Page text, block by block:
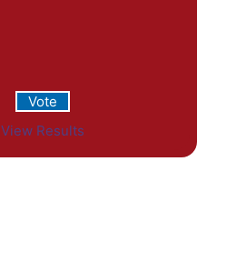
View Results